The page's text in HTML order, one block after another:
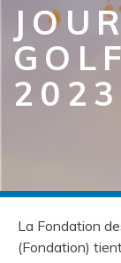
2023
La Fondation
(Fondation)